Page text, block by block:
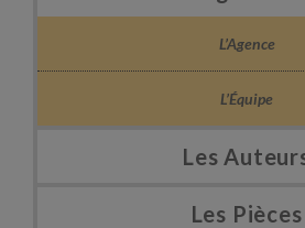
L’Agence
L’Équipe
Les
Les Pièces